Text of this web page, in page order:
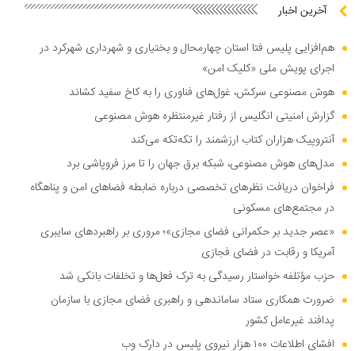
آخرین اخبار
هم‌افزایی پلیس فتا استان چهارمحال و بختیاری و شهرداری شهرکرد در
اجرای پویش ملی «کلیک امن»
هوش مصنوعی سرکش، غول‌های فناوری را به کاخ سفید کشاند
گزارش امنیتی انگلیس از رفتار غیرمنتظره هوش مصنوعی
آنتروپیک هزاران کتاب ارزشمند را تکه‌تکه می‌کند
مدل‌های هوش مصنوعی، شبکه برق جهان را تا مرز فروپاشی برد
فراخوان دریافت نظر‌های تخصصی درباره ضابطه فضا‌های امن و پناهگاه
در مجتمع‌های مسکونی
«عصر جدید بر حکمرانی فضای مجازی»؛ مروری بر راهبرد‌های سایبری
آمریکا و رقابت در فضای فجازی
حزب مؤتلفه خواستار رسیدگی به ترک فعل‌ها و تخلفات بانکی شد
ضرورت همکاری ستاد ساماندهی و راهبری فضای مجازی با سازمان
پدافند غیرعامل کشور
افشای اطلاعات ۱۰۰ هزار نیروی پلیس در دارک وب